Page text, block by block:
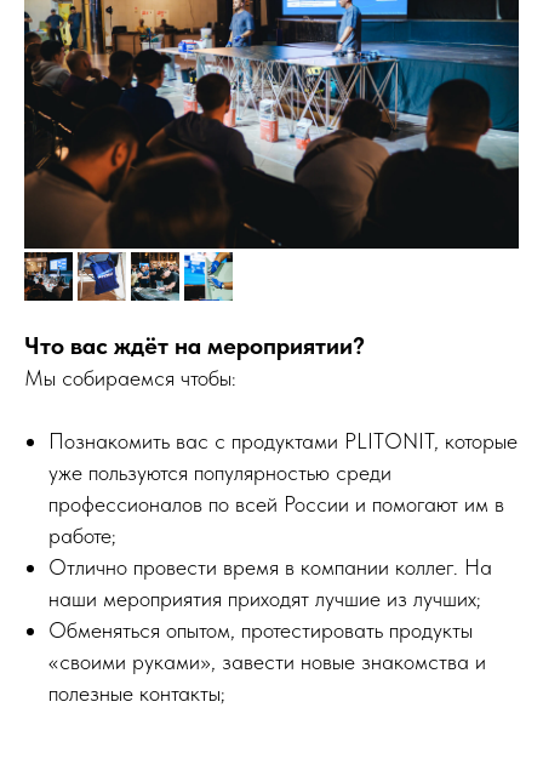
Что вас ждёт на мероприятии?
Мы собираемся чтобы:
Познакомить вас с продуктами PLITONIT, которые
уже пользуются популярностью среди
профессионалов по всей России и помогают им в
работе;
Отлично провести время в компании коллег. На
наши мероприятия приходят лучшие из лучших;
Обменяться опытом, протестировать продукты
«своими руками», завести новые знакомства и
полезные контакты;